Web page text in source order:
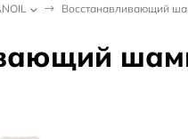
Восстанавливающий